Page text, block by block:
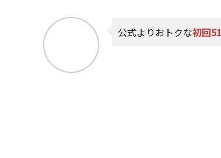
公式よりおトクな初回